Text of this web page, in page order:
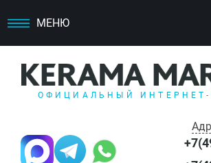
МЕНЮ
ОФИЦИАЛЬНЫЙ ИНТЕРНЕТ-